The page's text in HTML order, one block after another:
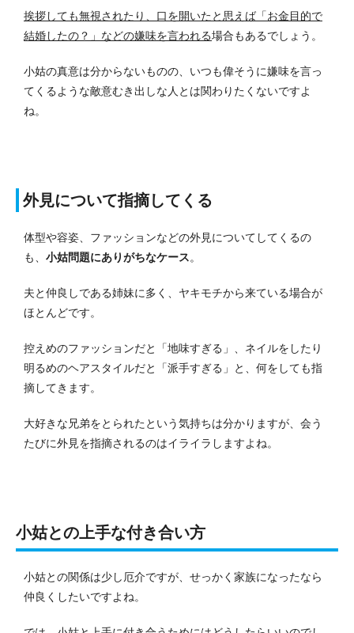
挨拶しても無視されたり、口を開いたと思えば「お金目的で
結婚したの？」などの嫌味を言われる場合もあるでしょう。
小姑の真意は分からないものの、いつも偉そうに嫌味を言っ
てくるような敵意むき出しな人とは関わりたくないですよ
ね。
外見について指摘してくる
体型や容姿、ファッションなどの外見についてしてくるの
も、 小姑問題にありがちなケース。
夫と仲良しである姉妹に多く、ヤキモチから来ている場合が
ほとんどです。
控えめのファッションだと「地味すぎる」、ネイルをしたり
明るめのヘアスタイルだと「派手すぎる」と、何をしても指
摘してきます。
大好きな兄弟をとられたという気持ちは分かりますが、会う
たびに外見を指摘されるのはイライラしますよね。
小姑との上手な付き合い方
小姑との関係は少し厄介ですが、せっかく家族になったなら
仲良くしたいですよね。